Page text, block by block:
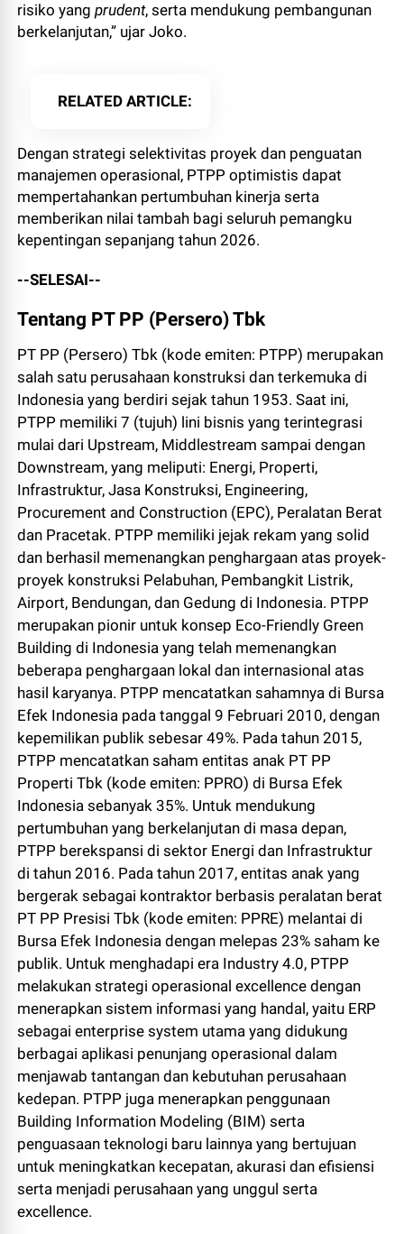
risiko yang prudent, serta mendukung pembangunan
berkelanjutan,” ujar Joko.
RELATED ARTICLE
Dengan strategi selektivitas proyek dan penguatan
manajemen operasional, PTPP optimistis dapat
mempertahankan pertumbuhan kinerja serta
memberikan nilai tambah bagi seluruh pemangku
kepentingan sepanjang tahun 2026.
--SELESAI--
Tentang PT PP (Persero) Tbk
PT PP (Persero) Tbk (kode emiten: PTPP) merupakan
salah satu perusahaan konstruksi dan terkemuka di
Indonesia yang berdiri sejak tahun 1953. Saat ini,
PTPP memiliki 7 (tujuh) lini bisnis yang terintegrasi
mulai dari Upstream, Middlestream sampai dengan
Downstream, yang meliputi: Energi, Properti,
Infrastruktur, Jasa Konstruksi, Engineering,
Procurement and Construction (EPC), Peralatan Berat
dan Pracetak. PTPP memiliki jejak rekam yang solid
dan berhasil memenangkan penghargaan atas proyek-
proyek konstruksi Pelabuhan, Pembangkit Listrik,
Airport, Bendungan, dan Gedung di Indonesia. PTPP
merupakan pionir untuk konsep Eco-Friendly Green
Building di Indonesia yang telah memenangkan
beberapa penghargaan lokal dan internasional atas
hasil karyanya. PTPP mencatatkan sahamnya di Bursa
Efek Indonesia pada tanggal 9 Februari 2010, dengan
kepemilikan publik sebesar 49%. Pada tahun 2015,
PTPP mencatatkan saham entitas anak PT PP
Properti Tbk (kode emiten: PPRO) di Bursa Efek
Indonesia sebanyak 35%. Untuk mendukung
pertumbuhan yang berkelanjutan di masa depan,
PTPP berekspansi di sektor Energi dan Infrastruktur
di tahun 2016. Pada tahun 2017, entitas anak yang
bergerak sebagai kontraktor berbasis peralatan berat
PT PP Presisi Tbk (kode emiten: PPRE) melantai di
Bursa Efek Indonesia dengan melepas 23% saham ke
publik. Untuk menghadapi era Industry 4.0, PTPP
melakukan strategi operasional excellence dengan
menerapkan sistem informasi yang handal, yaitu ERP
sebagai enterprise system utama yang didukung
berbagai aplikasi penunjang operasional dalam
menjawab tantangan dan kebutuhan perusahaan
kedepan. PTPP juga menerapkan penggunaan
Building Information Modeling (BIM) serta
penguasaan teknologi baru lainnya yang bertujuan
untuk meningkatkan kecepatan, akurasi dan efisiensi
serta menjadi perusahaan yang unggul serta
excellence.